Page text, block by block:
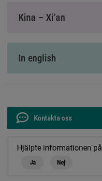
Kina – Xi’an
In english
Kontakta oss
Hjälpte informationen
Ja Nej